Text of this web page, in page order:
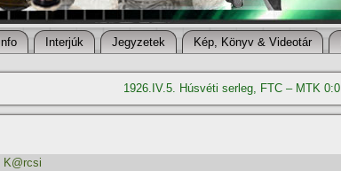
Info Interjúk Jegyzetek Kép, Könyv & Videotár
1926.IV.5. Húsvéti serleg, FTC – MTK 0:0
K@rcsi